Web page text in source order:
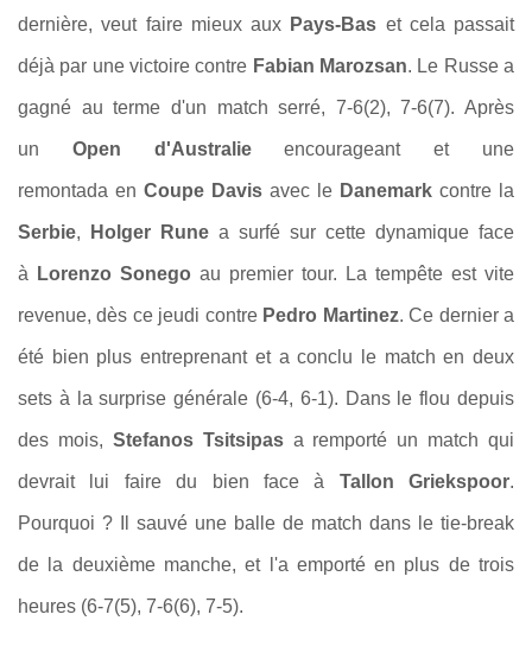
dernière, veut faire mieux aux Pays-Bas et cela passait
déjà par une victoire contre Fabian Marozsan. Le Russe a
gagné au terme d'un match serré, 7-6(2), 7-6(7). Après
un Open d'Australieencourageant et une
remontada en Coupe Davis avec le Danemark contre la
Serbie, Holger Rune a surfé sur cette dynamique face
à Lorenzo Sonego au premier tour. La tempête est vite
revenue, dès ce jeudi contre Pedro Martinez. Ce dernier a
été bien plus entreprenant et a conclu le match en deux
sets à la surprise générale (6-4, 6-1). Dans le flou depuis
des mois, Stefanos Tsitsipasa remporté un match qui
devrait lui faire du bien face à Tallon Griekspoor.
Pourquoi ? Il sauvé une balle de match dans le tie-break
de la deuxième manche, et l'a emporté en plus de trois
heures (6-7(5), 7-6(6), 7-5).